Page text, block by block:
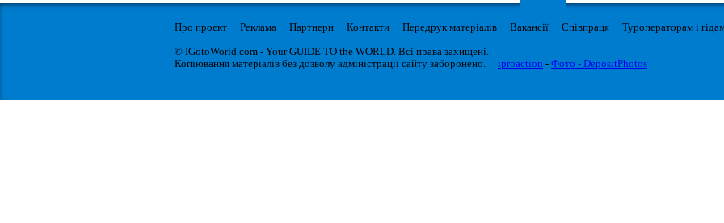
Про проект Реклама Партнери Контакти Передрук матеріалів Вакансії Співпраця Туроператорам і
© IGotoWorld.com - Your GUIDE TO the WORLD. Всі права захищені.
Копіювання матеріалів без дозволу адміністрації сайту заборонено.
iproaction - Фото - DepositPhotos